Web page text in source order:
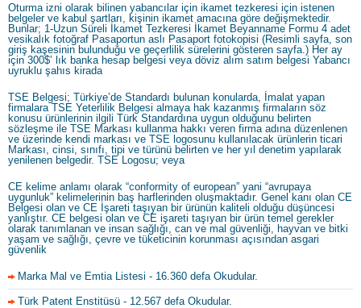
Oturma izni olarak bilinen yabancılar için ikamet tezkeresi için istenen
belgeler ve kabul şartları, kişinin ikamet amacına göre değişmektedir.
Bunlar; 1-Uzun Süreli İkamet Tezkeresi İkamet Beyanname Formu 4 adet
vesikalık fotoğraf Pasaportun aslı Pasaport fotokopisi (Resimli sayfa, son
giriş kaşesinin bulunduğu ve geçerlilik sürelerini gösteren sayfa.) Her ay
için 300$’ lık banka hesap belgesi veya döviz alım satım belgesi Yabancı
uyruklu şahıs kirada
TSE Belgesi; Türkiye’de Standardı bulunan konularda, İmalat yapan
firmalara TSE Yeterlilik Belgesi almaya hak kazanmış firmaların söz
konusu ürünlerinin ilgili Türk Standardına uygun olduğunu belirten
sözleşme ile TSE Markası kullanma hakkı veren firma adına düzenlenen
ve üzerinde kendi markası ve TSE logosunu kullanılacak ürünlerin ticari
Markası, cinsi, sınıfı, tipi ve türünü belirten ve her yıl denetim yapılarak
yenilenen belgedir. TSE Logosu; veya
CE kelime anlamı olarak “conformity of european” yani “avrupaya
uygunluk” kelimelerinin baş harflerinden oluşmaktadır. Genel kanı olan CE
Belgesi olan ve CE İşareti taşıyan bir ürünün kaliteli olduğu düşüncesi
yanlıştır. CE belgesi olan ve CE işareti taşıyan bir ürün temel gerekler
olarak tanımlanan ve insan sağlığı, can ve mal güvenliği, hayvan ve bitki
yaşam ve sağlığı, çevre ve tüketicinin korunması açısından asgari
güvenlik
Marka Mal ve Emtia Listesi - 16.360 defa Okudular.
Türk Patent Enstitüsü - 12.567 defa Okudular.